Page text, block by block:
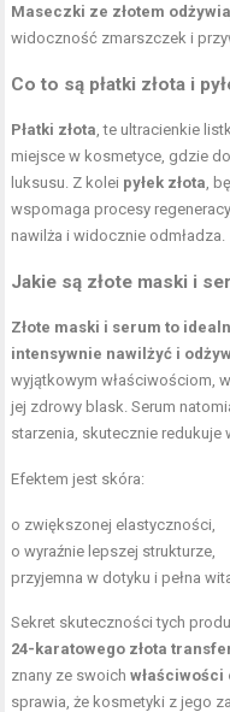
Maseczki ze złotem
widoczność zmarszczek i
Co to są płatki złota i
Płatki złota , te ultracienkie
miejsce w kosmetyce, gdzie
luksusu. Z kolei pyłek złota ,
wspomaga procesy
nawilża i widocznie odmładza.
Jakie są złote maski i
Złote maski i serum to
intensywnie nawilżyć i
wyjątkowym właściwościom,
jej zdrowy blask. Serum
starzenia, skutecznie redukuje
Efektem jest skóra:
o zwiększonej elastyczności,
o wyraźnie lepszej strukturze,
przyjemna w dotyku i pełna
Sekret skuteczności tych
24-karatowego złota
znany ze swoich
sprawia, że kosmetyki z jego